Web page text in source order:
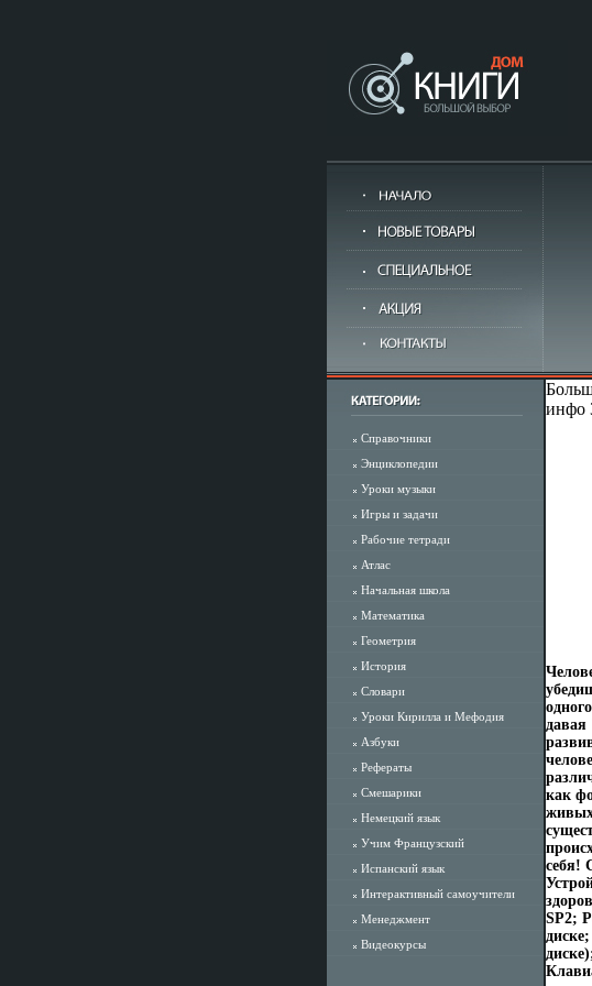
Справочники
Энциклопедии
Уроки музыки
Игры и задачи
Рабочие тетради
Атлас
Начальная школа
Математика
Геометрия
История
Словари
Уроки Кирилла и Мефодия
Азбуки
Рефераты
Смешарики
Немецкий язык
Учим Французский
Испанский язык
Интерактивный самоучители
Менеджмент
Видеокурсы
инфо
давая
как
живых
себя!
SP2;